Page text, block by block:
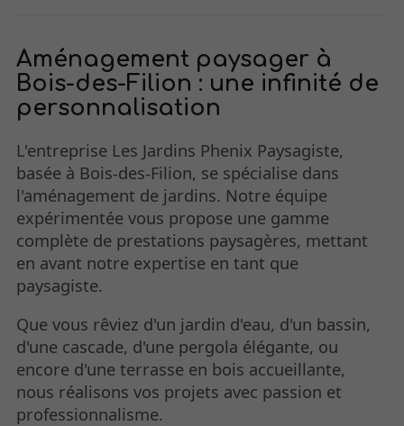
Aménagement paysager à
Bois-des-Filion : une infinité de
personnalisation
L'entreprise Les Jardins Phenix Paysagiste,
basée à Bois-des-Filion, se spécialise dans
l'aménagement de jardins. Notre équipe
expérimentée vous propose une gamme
complète de prestations paysagères, mettant
en avant notre expertise en tant que
paysagiste.
Que vous rêviez d'un jardin d'eau, d'un bassin,
d'une cascade, d'une pergola élégante, ou
encore d'une terrasse en bois accueillante,
nous réalisons vos projets avec passion et
professionnalisme.